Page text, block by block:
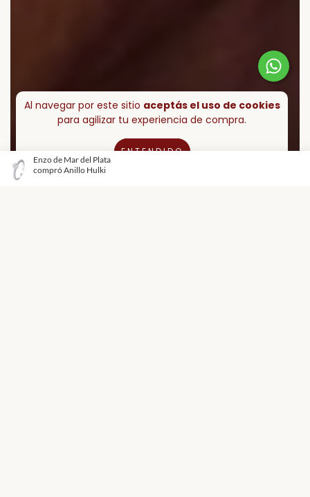
Al navegar por este sitio aceptás el uso de cookies
para agilizar tu experiencia de compra.
ENTENDIDO